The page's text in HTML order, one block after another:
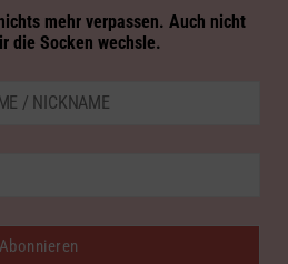
mehr verpassen. Auch nicht
die Socken wechsle.